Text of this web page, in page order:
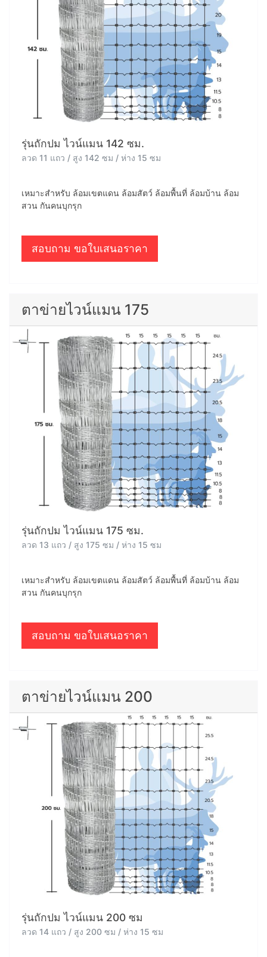
รุ่นถักปม ไวน์แมน 142 ซม.
ลวด 11 แถว / สูง 142 ซม / ห่าง 15 ซม
เหมาะสำหรับ ล้อมเขตแดน ล้อมสัตว์ ล้อมพื้นที่ ล้อมบ้าน ล้อม
สวน กันคนบุกรุก
สอบถาม ขอใบเสนอราคา
ตาข่ายไวน์แมน 175
รุ่นถักปม ไวน์แมน 175 ซม.
ลวด 13 แถว / สูง 175 ซม / ห่าง 15 ซม
เหมาะสำหรับ ล้อมเขตแดน ล้อมสัตว์ ล้อมพื้นที่ ล้อมบ้าน ล้อม
สวน กันคนบุกรุก
สอบถาม ขอใบเสนอราคา
ตาข่ายไวน์แมน 200
รุ่นถักปม ไวน์แมน 200 ซม
ลวด 14 แถว / สูง 200 ซม / ห่าง 15 ซม